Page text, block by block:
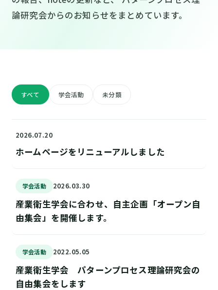
論研究会からのお知らせをまとめています。
すべて 学会活動 未分類
2026.07.20
ホームページをリニューアルしました
学会活動 2026.03.30
産業衛生学会に合わせ、自主企画「オープン自
由集会」を開催します。
学会活動 2022.05.05
産業衛生学会 パターンプロセス理論研究会の
自由集会をします